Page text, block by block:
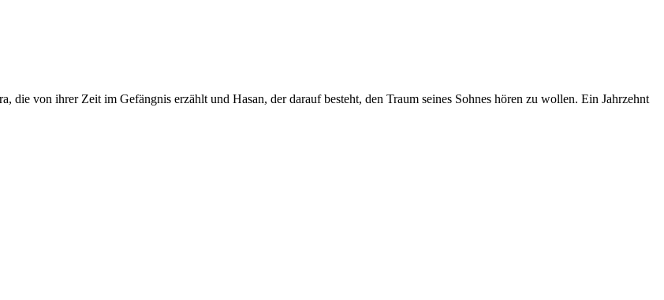
von ihrer Zeit im Gefängnis erzählt und Hasan, der darauf besteht, den Traum seines Sohnes hören zu wollen. Ein Jahrzehnt